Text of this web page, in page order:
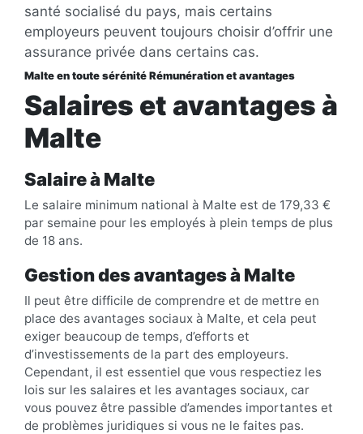
santé socialisé du pays, mais certains
employeurs peuvent toujours choisir d’offrir une
assurance privée dans certains cas.
Malte en toute sérénité Rémunération et avantages
Salaires et avantages à
Malte
Salaire à Malte
Le salaire minimum national à Malte est de 179,33 €
par semaine pour les employés à plein temps de plus
de 18 ans.
Gestion des avantages à Malte
Il peut être difficile de comprendre et de mettre en
place des avantages sociaux à Malte, et cela peut
exiger beaucoup de temps, d’efforts et
d’investissements de la part des employeurs.
Cependant, il est essentiel que vous respectiez les
lois sur les salaires et les avantages sociaux, car
vous pouvez être passible d’amendes importantes et
de problèmes juridiques si vous ne le faites pas.